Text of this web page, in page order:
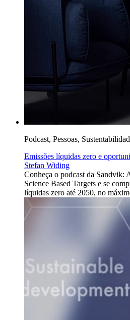
Podcast, Pessoas,
Emissões líquidas zero e
Stefan Widing
Conheça o podcast da Sandvik:
Science Based Targets e se
líquidas zero até 2050, no